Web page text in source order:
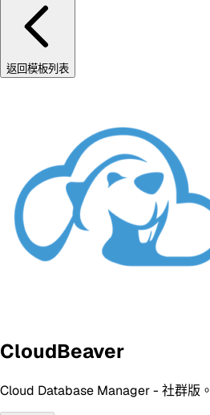
返回模板列表
CloudBeaver
Cloud Database Manager - 社群版。